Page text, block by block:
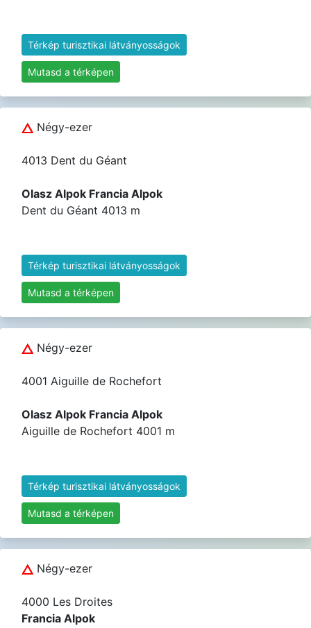
Térkép turisztikai látványosságok
Mutasd a térképen
Négy-ezer
4013 Dent du Géant
Olasz Alpok Francia Alpok
Dent du Géant 4013 m
Térkép turisztikai látványosságok
Mutasd a térképen
Négy-ezer
4001 Aiguille de Rochefort
Olasz Alpok Francia Alpok
Aiguille de Rochefort 4001 m
Térkép turisztikai látványosságok
Mutasd a térképen
Négy-ezer
4000 Les Droites
Francia Alpok